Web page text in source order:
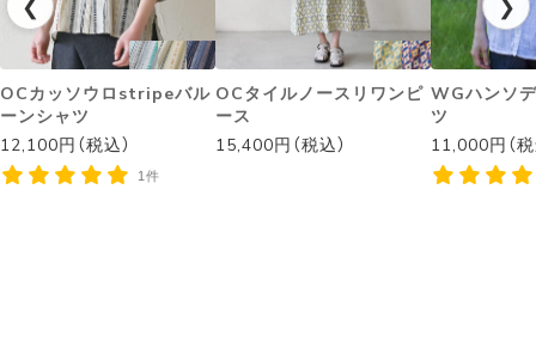
OCカッソウロstripeバル
ーンシャツ
12,100円（税込）
1件
OCタイルノースリワンピ
ース
15,400円（税込）
WGハンソ
ツ
11,000円（税